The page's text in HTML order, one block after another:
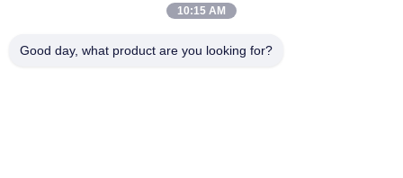
10:15 AM
Good day, what product are you looking for?